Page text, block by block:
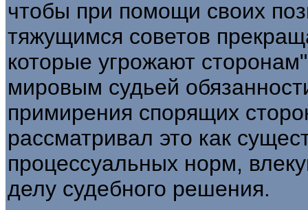
чтобы при помощи своих
тяжущимся советов
которые угрожают
мировым судьей
примирения спорящих
рассматривал это как
процессуальных норм,
делу судебного решения.